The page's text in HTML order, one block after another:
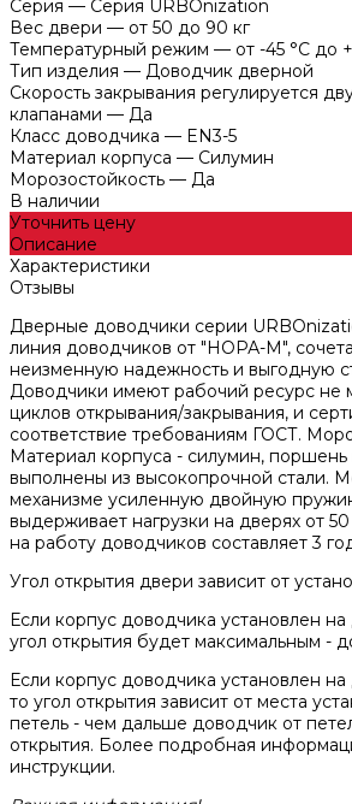
Серия — Серия URBOnization
Вес двери — от 50 до 90 кг
Температурный режим — от -45 °С до
Тип изделия — Доводчик дверной
Скорость закрывания регулируется
клапанами — Да
Класс доводчика — EN3-5
Материал корпуса — Силумин
Морозостойкость — Да
В наличии
Уточнить цену
Описание
Характеристики
Отзывы
Дверные доводчики серии
линия доводчиков от "НОРА-М",
неизменную надежность и выгодную
Доводчики имеют рабочий ресурс не
циклов открывания/закрывания, и
соответствие требованиям ГОСТ.
Материал корпуса - силумин,
выполнены из высокопрочной стали.
механизме усиленную двойную
выдерживает нагрузки на дверях от
на работу доводчиков составляет 3
Угол открытия двери зависит от
Если корпус доводчика установлен
угол открытия будет максимальным -
Если корпус доводчика установлен
то угол открытия зависит от места
петель - чем дальше доводчик от
открытия. Более подробная
инструкции.